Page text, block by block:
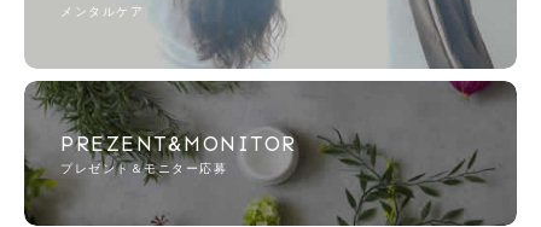
メンタルケア
PREZENT&MONITOR
プレゼント＆モニター応募